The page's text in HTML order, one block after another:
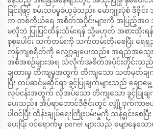
ခြင်းဖြင့် စမ်းသပ်မှုခံယူခဲ့သည်။ မော်ဂျူးပုံစံ ဒီဇို
က တစ်ကိုယ်ရေ အစိတ်အပိုင်းများကို အပြည့်အဝ
မလိုဘဲ ပြုပြင်ထိန်းသိမ်းရန် သို့မဟုတ် အစားထိုးရန် ခွ
စုစုပေါင်း သက်တမ်းကို သက်တမ်းတိုးစေပြီး ရေ
ကုန်ကျစရိတ်ကို လျှော့ချပေးသည်။ အရည်အသွေး
အစီအစဉ်များအရ သံလိုက်အစိတ်အပိုင်းတိုင်းသည်
ချထားမှု တိကျမှုအတွက် တိကျသော သတ်မှတ်ချက်
ပြီး တပ်ဆင်မှုဆိုင်ရာ ခွင့်ပြုချက်များသည် ချောမွ
လုပ်ငန်းအတွက် လိုအပ်သော တိကျသော ခွင့်ပြုချက်
ပေးသည်။ အိပ်ရာဘောင်ဒီဇိုင်းတွင် လျှို့ဝှက်ကာဗယ်
ပါဝင်ပြီး ထိန်းချုပ်ရေးကြိုးပမ်းမှုကို သန့်ရှင်းစေ
ပေးပြီး ဝင်ရောက်မှု panel များသည် မျောနေသ